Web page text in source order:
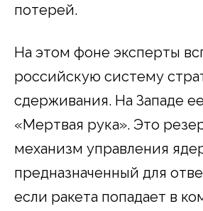
потерей.
На этом фоне эксперты
российскую систему
сдерживания. На Западе
«Мертвая рука». Это
механизм управления
предназначенный для
если ракета попадает в